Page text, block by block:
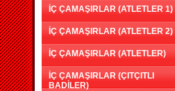
İÇ ÇAMAŞIRLAR (ATLETLER 1)
İÇ ÇAMAŞIRLAR (ATLETLER 2)
İÇ ÇAMAŞIRLAR (ATLETLER)
İÇ ÇAMAŞIRLAR (ÇITÇITLI
BADİLER)